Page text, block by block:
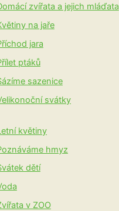
zvířata a jejich mláďata
na jaře
jara
ptáků
sazenice
svátky
květiny
hmyz
dětí
v ZOO